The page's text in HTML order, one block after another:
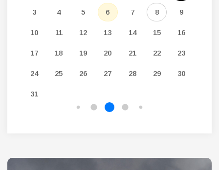
3 4 5 6 7 8 9
10 11 12 13 14 15 16
17 18 19 20 21 22 23
24 25 26 27 28 29 30
31